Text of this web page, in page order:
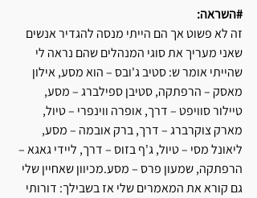
#השראה:
זה לא פשוט אך הם הייתי מנסה להגדיר אנשים
שאני מעריך את סוגי המנהלים שהם נראה לי
שהייתי אומר ש: סטיב ג'ובס – הוא מסע, אילון
מאסק – הרפתקה, סטיבן ספילברג – מסע,
טיילור סוויפט – דרך, אופרה ווינפרי – טיול,
מארק צוקרברג – דרך, ברק אובמה – מסע,
ליאונל מסי – טיול, ג'ף בזוס – דרך, ליידי גאגא –
הרפתקה, שמעון פרס – מסע.מכיוון שאחיין שלי
גם קורא את המאמרים שלי אז בשבילך: דורותי